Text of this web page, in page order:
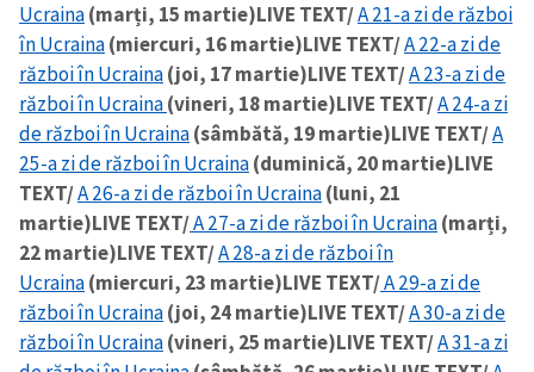
Ucraina(marți, 15 martie)LIVE TEXT/A 21-a zi de război
în Ucraina(miercuri, 16 martie)LIVE TEXT/A 22-a zi de
război în Ucraina(joi, 17 martie)LIVE TEXT/A 23-a zi de
război în Ucraina(vineri, 18 martie)LIVE TEXT/A 24-a zi
de război în Ucraina(sâmbătă, 19 martie)LIVE TEXT/A
25-a zi de război în Ucraina(duminică, 20 martie)LIVE
TEXT/A 26-a zi de război în Ucraina(luni, 21
martie)LIVE TEXT/A 27-a zi de război în Ucraina(marți,
22 martie)LIVE TEXT/A 28-a zi de război în
Ucraina(miercuri, 23 martie)LIVE TEXT/A 29-a zi de
război în Ucraina(joi, 24 martie)LIVE TEXT/A 30-a zi de
război în Ucraina(vineri, 25 martie)LIVE TEXT/A 31-a zi